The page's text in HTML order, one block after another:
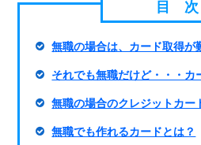
無職の場合は、カード取得が
それでも無職だけど・・・カ
無職の場合のクレジットカー
無職でも作れるカードとは？